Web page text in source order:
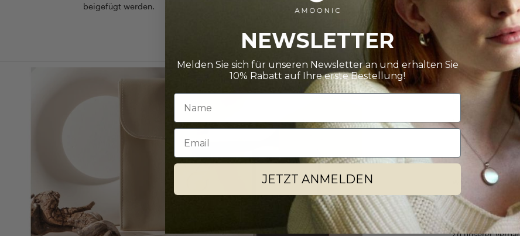
beigefügt werden.
EIN
Ein edles
Wir legen viel
Verpackung, die
Besonderem
NEWSLETTER
Melden Sie sich für unseren Newsletter an und erhalten Sie
10% Rabatt auf Ihre erste Bestellung!
Email
JETZT ANMELDEN